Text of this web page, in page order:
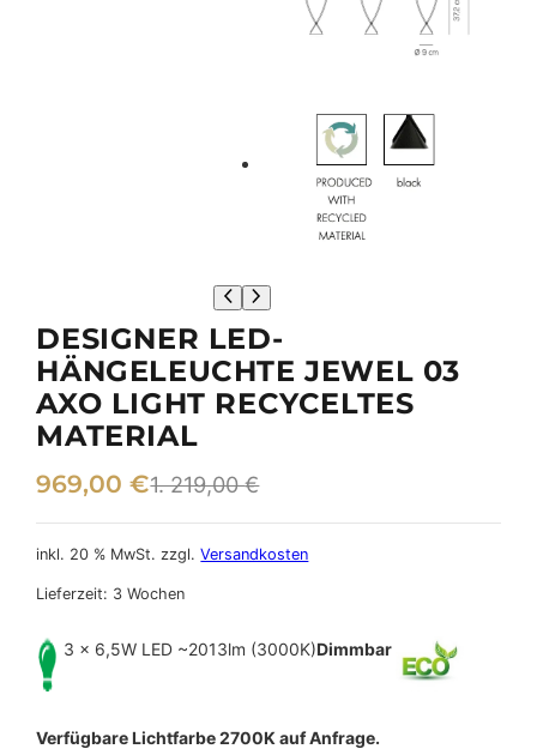
DESIGNER LED-
HÄNGELEUCHTE JEWEL 03
AXO LIGHT RECYCELTES
MATERIAL
1. 219,00€
U
r
s
p
r
ü
969,00€
A
k
t
u
e
l
inkl. 20 % MwSt. zzgl.Versandkosten
Lieferzeit: 3 Wochen
3 x 6,5W LED ~2013lm (3000K)Dimmbar
Verfügbare Lichtfarbe 2700K auf Anfrage.